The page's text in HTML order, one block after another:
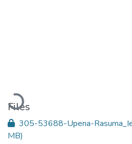
Loading...
Files
305-53688-Upena-
MB)